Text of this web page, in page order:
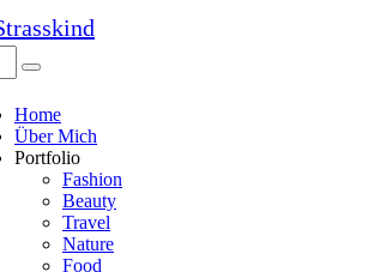
Home
Über Mich
Portfolio
Fashion
Beauty
Travel
Nature
Food